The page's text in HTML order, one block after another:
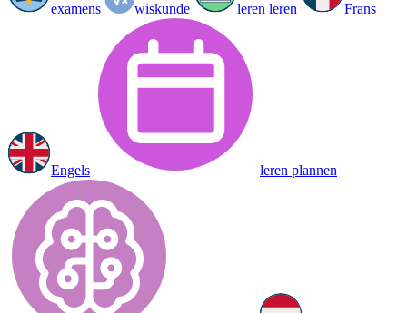
examens wiskunde leren leren Frans
Engels leren plannen